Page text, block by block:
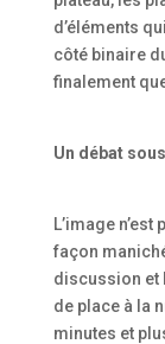
d’éléments
côté binaire
finalement
Un débat
L’image
façon
discussion et
de place à la
minutes et